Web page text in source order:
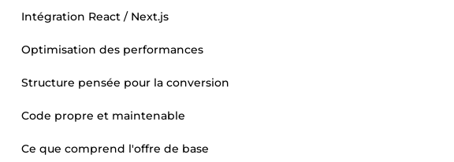
Intégration React / Next.js
Optimisation des performances
Structure pensée pour la conversion
Code propre et maintenable
Ce que comprend l'offre de base